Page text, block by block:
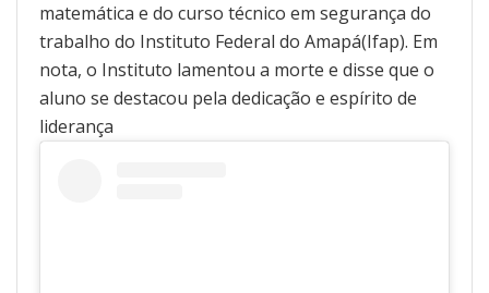
matemática e do curso técnico em segurança do
trabalho do Instituto Federal do Amapá(Ifap). Em
nota, o Instituto lamentou a morte e disse que o
aluno se destacou pela dedicação e espírito de
liderança